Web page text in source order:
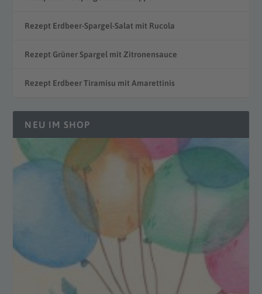
Rezept Erdbeer-Spargel-Salat mit Rucola
Rezept Grüner Spargel mit Zitronensauce
Rezept Erdbeer Tiramisu mit Amarettinis
NEU IM SHOP